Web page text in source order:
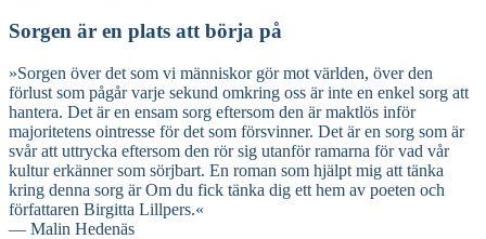
Sorgen är en plats att börja på
»Sorgen över det som vi människor gör mot världen, över den
förlust som pågår varje sekund omkring oss är inte en enkel sorg att
hantera. Det är en ensam sorg eftersom den är maktlös inför
majoritetens ointresse för det som försvinner. Det är en sorg som är
svår att uttrycka eftersom den rör sig utanför ramarna för vad vår
kultur erkänner som sörjbart. En roman som hjälpt mig att tänka
kring denna sorg är Om du fick tänka dig ett hem av poeten och
författaren Birgitta Lillpers.«
— Malin Hedenäs